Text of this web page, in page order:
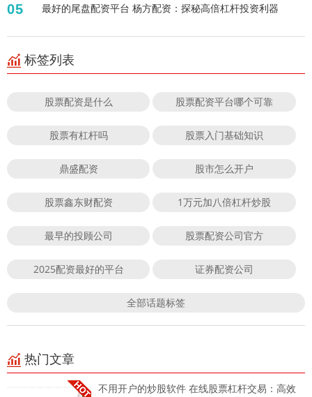
05 最好的尾盘配资平台 杨方配资：探秘高倍杠杆投资利器
标签列表
股票配资是什么 股票配资平台哪个可靠
股票有杠杆吗 股票入门基础知识
鼎盛配资 股市怎么开户
股票鑫东财配资 1万元加八倍杠杆炒股
最早的投顾公司 股票配资公司官方
2025配资最好的平台 证券配资公司
全部话题标签
热门文章
不用开户的炒股软件 在线股票杠杆交易：高效